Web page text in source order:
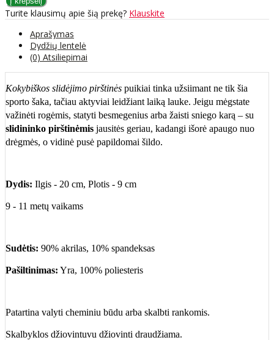
Turite klausimų apie šią prekę? Klauskite
Aprašymas
Dydžių lentelė
(0) Atsiliepimai
Kokybiškos slidėjimo pirštinės puikiai tinka užsiimant ne tik šia
sporto šaka, tačiau aktyviai leidžiant laiką lauke. Jeigu mėgstate
važinėti rogėmis, statyti besmegenius arba žaisti sniego karą – su
slidininko pirštinėmis jausitės geriau, kadangi išorė apaugo nuo
drėgmės, o vidinė pusė papildomai šildo.
Dydis: Ilgis - 20 cm, Plotis - 9 cm
9 - 11 metų vaikams
Sudėtis: 90% akrilas, 10% spandeksas
Pašiltinimas: Yra, 100% poliesteris
Patartina valyti cheminiu būdu arba skalbti rankomis.
Skalbyklos džiovintuvu džiovinti draudžiama.